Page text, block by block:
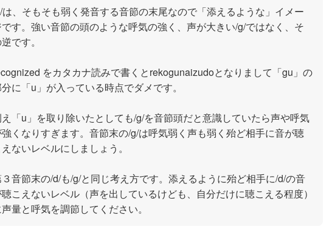
は、そもそも弱く発音する音節の末尾なので「添えるような」イメー
です。強い音節の頭のような呼気の強く、声が大きい/g/ではなく、そ
です。
をカタカナ読みで書くとrekogunaizudoとなりまして「gu」の
に「u」が入っている時点でダメです。
「u」を取り除いたとしても/g/を音節頭だと意識していたら声や呼気
くなりすぎます。音節末の/g/は呼気弱く声も弱く殆ど相手に音が聴
えないレベルにしましょう。
音節末の/d/も/g/と同じ考え方です。添えるように殆ど相手に/d/の音
こえないレベル（声を出しているけども、自分だけに聴こえる程度）
量と呼気を調節してください。